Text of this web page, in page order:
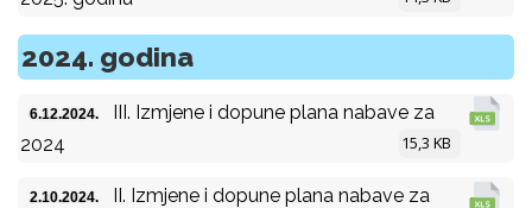
2024. godina
6.12.2024.
III. Izmjene i dopune plana nabave za
2024
15,3 KB
2.10.2024.
II. Izmjene i dopune plana nabave za